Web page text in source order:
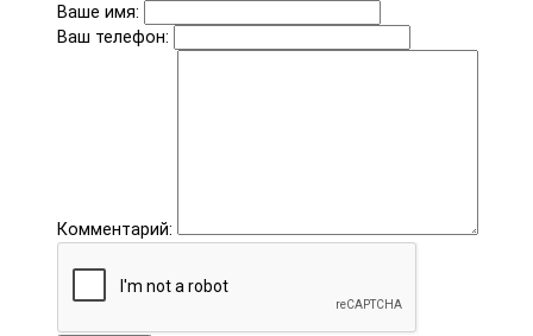
Ваше имя:
Ваш телефон:
Комментарий: